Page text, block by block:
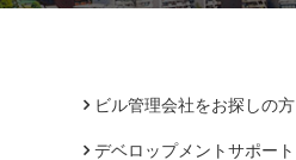
ビル管理会社をお探しの方
デベロップメントサポート